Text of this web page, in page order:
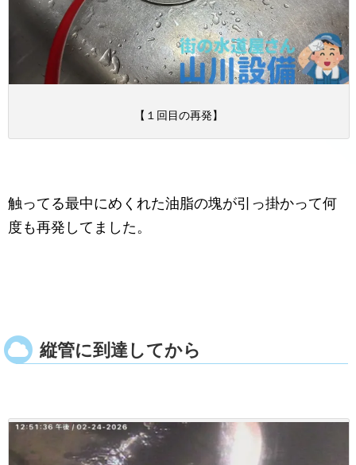
【１回目の再発】
触ってる最中にめくれた油脂の塊が引っ掛かって何
度も再発してました。
縦管に到達してから